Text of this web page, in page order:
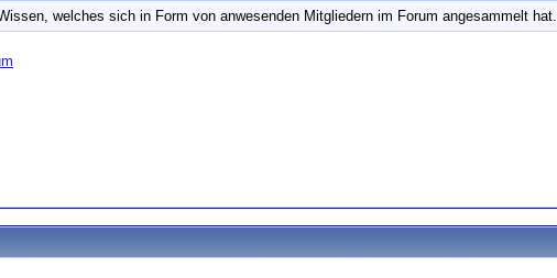
welches sich in Form von anwesenden Mitgliedern im Forum angesammelt hat.